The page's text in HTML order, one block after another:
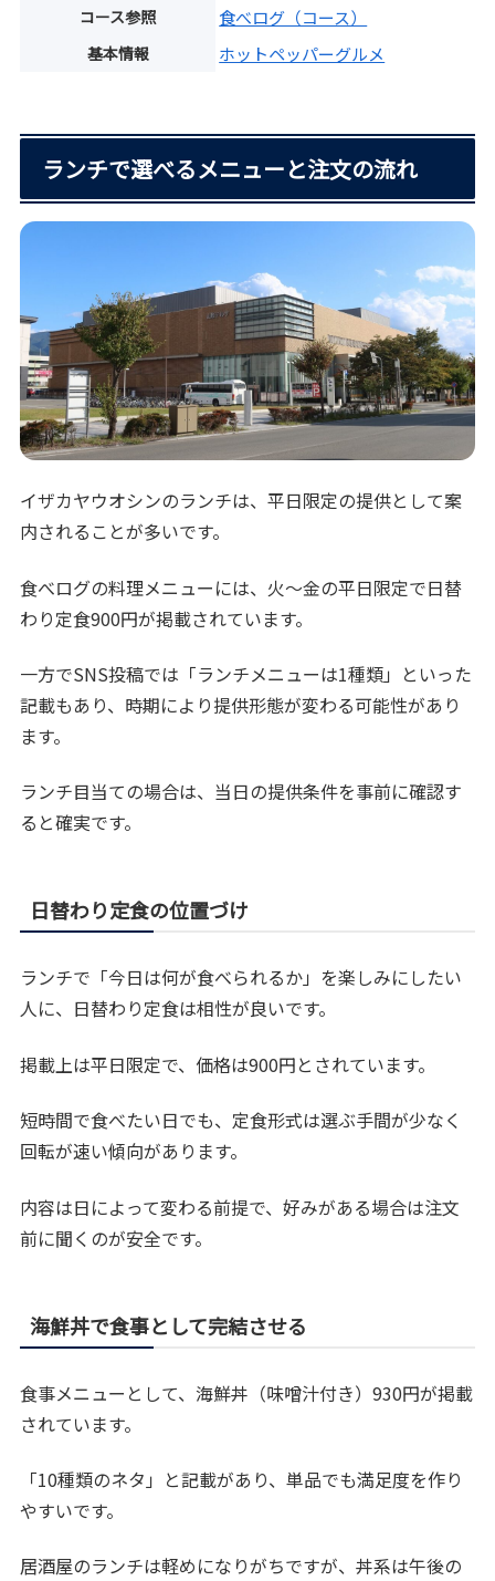
コース参照 食べログ（コース）
基本情報 ホットペッパーグルメ
ランチで選べるメニューと注文の流れ
イザカヤウオシンのランチは、平日限定の提供として案
内されることが多いです。
食べログの料理メニューには、火〜金の平日限定で日替
わり定食900円が掲載されています。
一方でSNS投稿では「ランチメニューは1種類」といった
記載もあり、時期により提供形態が変わる可能性があり
ます。
ランチ目当ての場合は、当日の提供条件を事前に確認す
ると確実です。
日替わり定食の位置づけ
ランチで「今日は何が食べられるか」を楽しみにしたい
人に、日替わり定食は相性が良いです。
掲載上は平日限定で、価格は900円とされています。
短時間で食べたい日でも、定食形式は選ぶ手間が少なく
回転が速い傾向があります。
内容は日によって変わる前提で、好みがある場合は注文
前に聞くのが安全です。
海鮮丼で食事として完結させる
食事メニューとして、海鮮丼（味噌汁付き）930円が掲載
されています。
「10種類のネタ」と記載があり、単品でも満足度を作り
やすいです。
居酒屋のランチは軽めになりがちですが、丼系は午後の